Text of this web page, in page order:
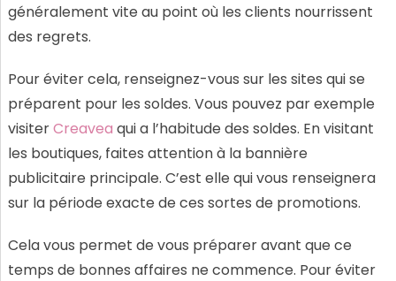
généralement vite au point où les clients nourrissent
des regrets.
Pour éviter cela, renseignez-vous sur les sites qui se
préparent pour les soldes. Vous pouvez par exemple
visiterCreavea qui a l’habitude des soldes. En visitant
les boutiques, faites attention à la bannière
publicitaire principale. C’est elle qui vous renseignera
sur la période exacte de ces sortes de promotions.
Cela vous permet de vous préparer avant que ce
temps de bonnes affaires ne commence. Pour éviter